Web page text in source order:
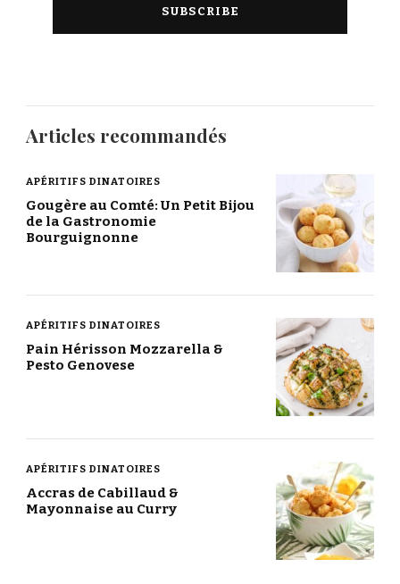
Articles recommandés
APÉRITIFS DINATOIRES
Gougère au Comté: Un Petit Bijou
de la Gastronomie
Bourguignonne
APÉRITIFS DINATOIRES
Pain Hérisson Mozzarella &
Pesto Genovese
APÉRITIFS DINATOIRES
Accras de Cabillaud &
Mayonnaise au Curry